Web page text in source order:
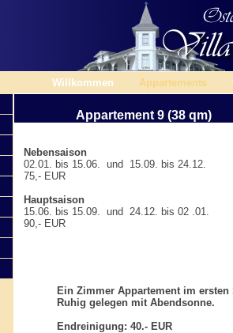
Willkommen Appartements
Appartement 9 (38 qm)
Nebensaison
02.01. bis 15.06. und 15.09. bis 24.12.
75,- EUR
Hauptsaison
15.06. bis 15.09. und 24.12. bis 02 .01.
90,- EUR
Ein Zimmer Appartement im
Ruhig gelegen mit Abendsonne.
Endreinigung: 40.- EUR